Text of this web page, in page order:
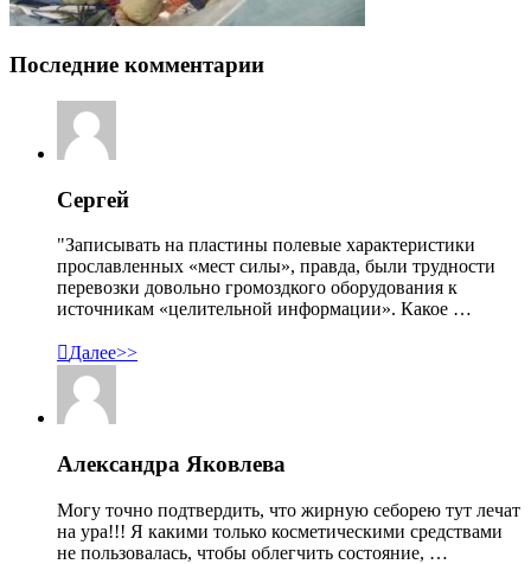
Последние комментарии
Сергей
"Записывать на пластины полевые характеристики
прославленных «мест силы», правда, были трудности
перевозки довольно громоздкого оборудования к
источникам «целительной информации». Какое …
Далее>>
Александра Яковлева
Могу точно подтвердить, что жирную себорею тут лечат
на ура!!! Я какими только косметическими средствами
не пользовалась, чтобы облегчить состояние, …